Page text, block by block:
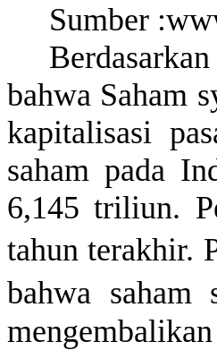
Sumber :
Berdasarkan
bahwa Saham
kapitalisasi
saham pada
6,145triliun.
tahun terakhir.
bahwa saham
mengembalikan